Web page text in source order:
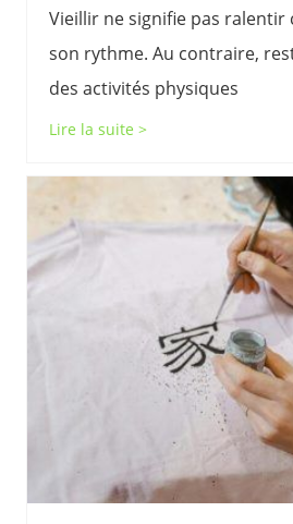
Vieillir ne signifie pas
son rythme. Au contraire,
des activités physiques
Lire la suite >